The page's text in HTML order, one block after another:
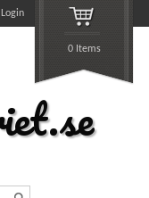
Login
0 Items